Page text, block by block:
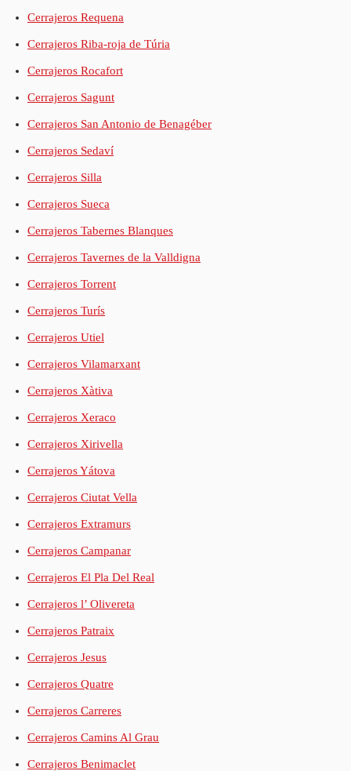
Cerrajeros Requena
Cerrajeros Riba-roja de Túria
Cerrajeros Rocafort
Cerrajeros Sagunt
Cerrajeros San Antonio de Benagéber
Cerrajeros Sedaví
Cerrajeros Silla
Cerrajeros Sueca
Cerrajeros Tabernes Blanques
Cerrajeros Tavernes de la Valldigna
Cerrajeros Torrent
Cerrajeros Turís
Cerrajeros Utiel
Cerrajeros Vilamarxant
Cerrajeros Xàtiva
Cerrajeros Xeraco
Cerrajeros Xirivella
Cerrajeros Yátova
Cerrajeros Ciutat Vella
Cerrajeros Extramurs
Cerrajeros Campanar
Cerrajeros El Pla Del Real
Cerrajeros l’ Olivereta
Cerrajeros Patraix
Cerrajeros Jesus
Cerrajeros Quatre
Cerrajeros Carreres
Cerrajeros Camins Al Grau
Cerrajeros Benimaclet